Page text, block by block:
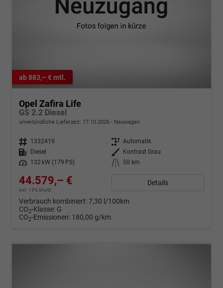
ab 883,– € mtl.
Opel Zafira Life
GS 2.2 Diesel
unverbindliche Lieferzeit: 17.10.2026 Neuwagen
Fahrzeugnr. 1332419 Getriebe Automatik
Kraftstoff
Diesel Außenfarbe
Kontrast Grau
Leistung
132 kW (179 PS) Kilometerstand 50 km
44.579,– €
incl. 19% MwSt.
Details
Verbrauch kombiniert:7,30 l/100km
CO2-Klasse: G
CO2-Emissionen: 180,00 g/km